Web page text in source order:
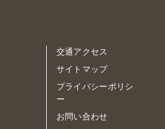
交通アクセス
サイトマップ
プライバシーポリシ
ー
お問い合わせ